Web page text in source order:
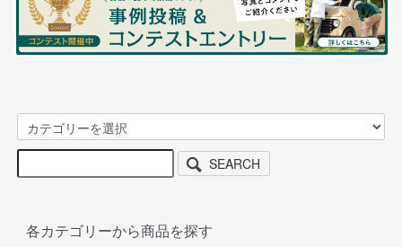
SEARCH
各カテゴリーから商品を探す